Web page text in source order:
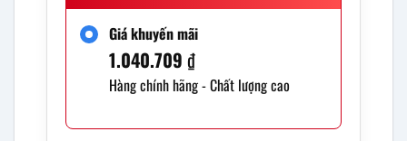
Giá khuyến mãi
1.040.709 ₫
Hàng chính hãng - Chất lượng cao